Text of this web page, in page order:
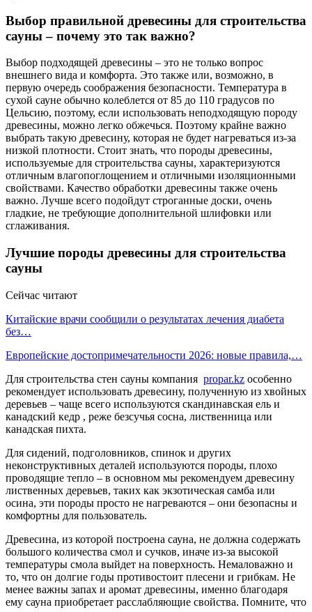
Выбор правильной древесины для строительства
сауны – почему это так важно?
Выбор подходящей древесины – это не только вопрос
внешнего вида и комфорта. Это также или, возможно, в
первую очередь соображения безопасности. Температура в
сухой сауне обычно колеблется от 85 до 110 градусов по
Цельсию, поэтому, если использовать неподходящую породу
древесины, можно легко обжечься. Поэтому крайне важно
выбрать такую древесину, которая не будет нагреваться из-за
низкой плотности. Стоит знать, что породы древесины,
используемые для строительства сауны, характеризуются
отличным влагопоглощением и отличными изоляционными
свойствами. Качество обработки древесины также очень
важно. Лучше всего подойдут строганные доски, очень
гладкие, не требующие дополнительной шлифовки или
сглаживания.
Лучшие породы древесины для строительства
сауны
Сейчас читают
Китайские врачи сообщили о результатах лечения диабета
без…
Европейские достопримечательности 2026: новые правила,…
Для строительства стен сауны компания propar.kz особенно
рекомендует использовать древесину, полученную из хвойных
деревьев – чаще всего используются скандинавская ель и
канадский кедр , реже безсучья сосна, лиственница или
канадская пихта.
Для сидений, подголовников, спинок и других
неконструктивных деталей используются породы, плохо
проводящие тепло – в основном мы рекомендуем древесину
лиственных деревьев, таких как экзотическая самба или
осина, эти породы просто не нагреваются – они безопасны и
комфортны для пользователь.
Древесина, из которой построена сауна, не должна содержать
большого количества смол и сучков, иначе из-за высокой
температуры смола выйдет на поверхность. Немаловажно и
то, что он долгие годы противостоит плесени и грибкам. Не
менее важны запах и аромат древесины, именно благодаря
ему сауна приобретает расслабляющие свойства. Помните, что